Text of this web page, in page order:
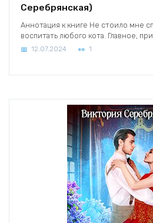
Серебрянская)
Аннотация к книге Не стоило мне
воспитать любого кота. Главное,
12.07.2024 1